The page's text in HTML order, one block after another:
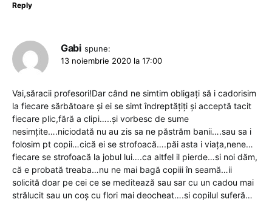
Reply
Gabi spune:
13 noiembrie 2020 la 17:00
Vai,săracii profesori!Dar când ne simtim obligați să i cadorisim
la fiecare sărbătoare și ei se simt îndreptățiți și acceptă tacit
fiecare plic,fără a clipi…..și vorbesc de sume
nesimțite….niciodată nu au zis sa ne păstrăm banii….sau sa i
folosim pt copii…cică ei se strofoacă….păi asta i viața,nene…
fiecare se strofoacă la jobul lui….ca altfel il pierde…si noi dăm,
că e probată treaba…nu ne mai bagă copiii în seamă…ii
solicită doar pe cei ce se meditează sau sar cu un cadou mai
strălucit sau un coș cu flori mai deocheat….si copilul suferă…